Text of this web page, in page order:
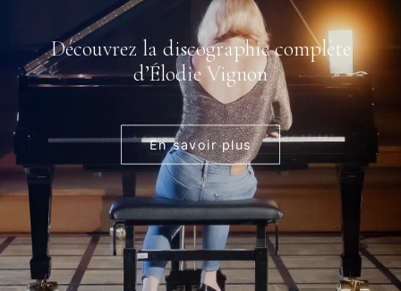
Découvrez la discographie complète
d’Élodie Vignon
En savoir plus